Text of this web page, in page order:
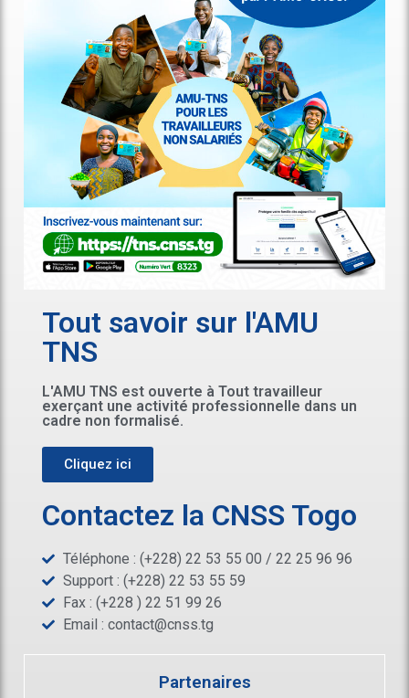
Tout savoir sur l'AMU
TNS
L'AMU TNS est ouverte à Tout travailleur
exerçant une activité professionnelle dans un
cadre non formalisé.
Cliquez ici
Contactez la CNSS Togo
Téléphone : (+228) 22 53 55 00 / 22 25 96 96
Support : (+228) 22 53 55 59
Fax : (+228 ) 22 51 99 26
Email : contact@cnss.tg
Partenaires